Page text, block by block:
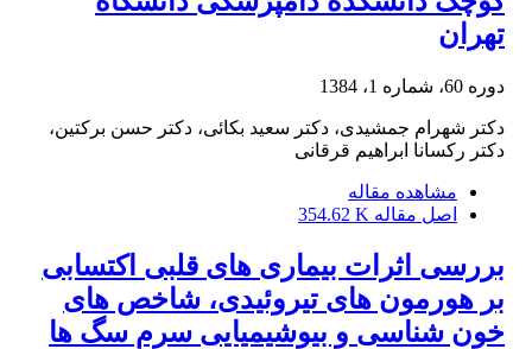
تهران
دوره 60، شماره 1، 1384
دکتر شهرام جمشیدی، دکتر سعید بکائی، دکتر حسن برکتین،
دکتر رکسانا ابراهیم قرقانی
مشاهده مقاله
اصل مقاله 354.62 K
بررسی اثرات بیماری های قلبی اکتسابی
بر هورمون های تیروئیدی، شاخص های
خون شناسی و بیوشیمیایی سرم سگ ها